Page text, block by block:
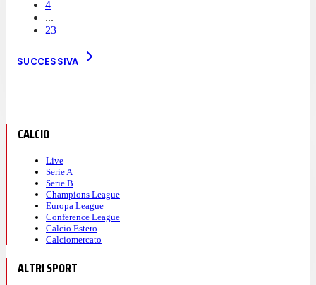
4
...
23
SUCCESSIVA
CALCIO
Live
Serie A
Serie B
Champions League
Europa League
Conference League
Calcio Estero
Calciomercato
ALTRI SPORT